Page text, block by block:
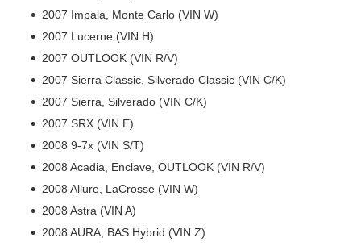
2007 Impala, Monte Carlo (VIN W)
2007 Lucerne (VIN H)
2007 OUTLOOK (VIN R/V)
2007 Sierra Classic, Silverado Classic (VIN C/K)
2007 Sierra, Silverado (VIN C/K)
2007 SRX (VIN E)
2008 9-7x (VIN S/T)
2008 Acadia, Enclave, OUTLOOK (VIN R/V)
2008 Allure, LaCrosse (VIN W)
2008 Astra (VIN A)
2008 AURA, BAS Hybrid (VIN Z)